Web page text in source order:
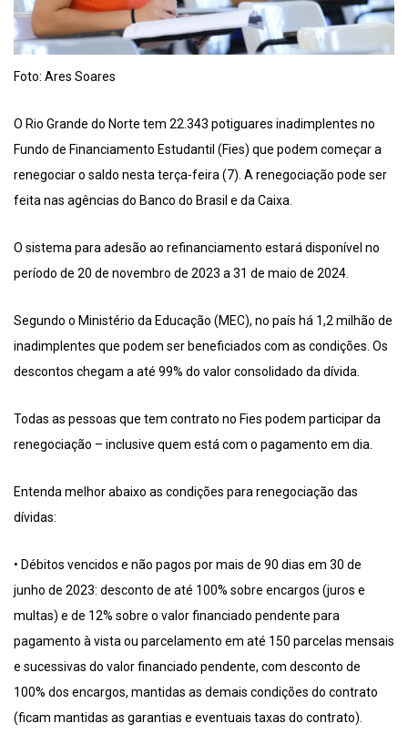
Foto: Ares Soares
O Rio Grande do Norte tem 22.343 potiguares inadimplentes no
Fundo de Financiamento Estudantil (Fies) que podem começar a
renegociar o saldo nesta terça-feira (7). A renegociação pode ser
feita nas agências do Banco do Brasil e da Caixa.
O sistema para adesão ao refinanciamento estará disponível no
período de 20 de novembro de 2023 a 31 de maio de 2024.
Segundo o Ministério da Educação (MEC), no país há 1,2 milhão de
inadimplentes que podem ser beneficiados com as condições. Os
descontos chegam a até 99% do valor consolidado da dívida.
Todas as pessoas que tem contrato no Fies podem participar da
renegociação – inclusive quem está com o pagamento em dia.
Entenda melhor abaixo as condições para renegociação das
dívidas:
• Débitos vencidos e não pagos por mais de 90 dias em 30 de
junho de 2023: desconto de até 100% sobre encargos (juros e
multas) e de 12% sobre o valor financiado pendente para
pagamento à vista ou parcelamento em até 150 parcelas mensais
e sucessivas do valor financiado pendente, com desconto de
100% dos encargos, mantidas as demais condições do contrato
(ficam mantidas as garantias e eventuais taxas do contrato).